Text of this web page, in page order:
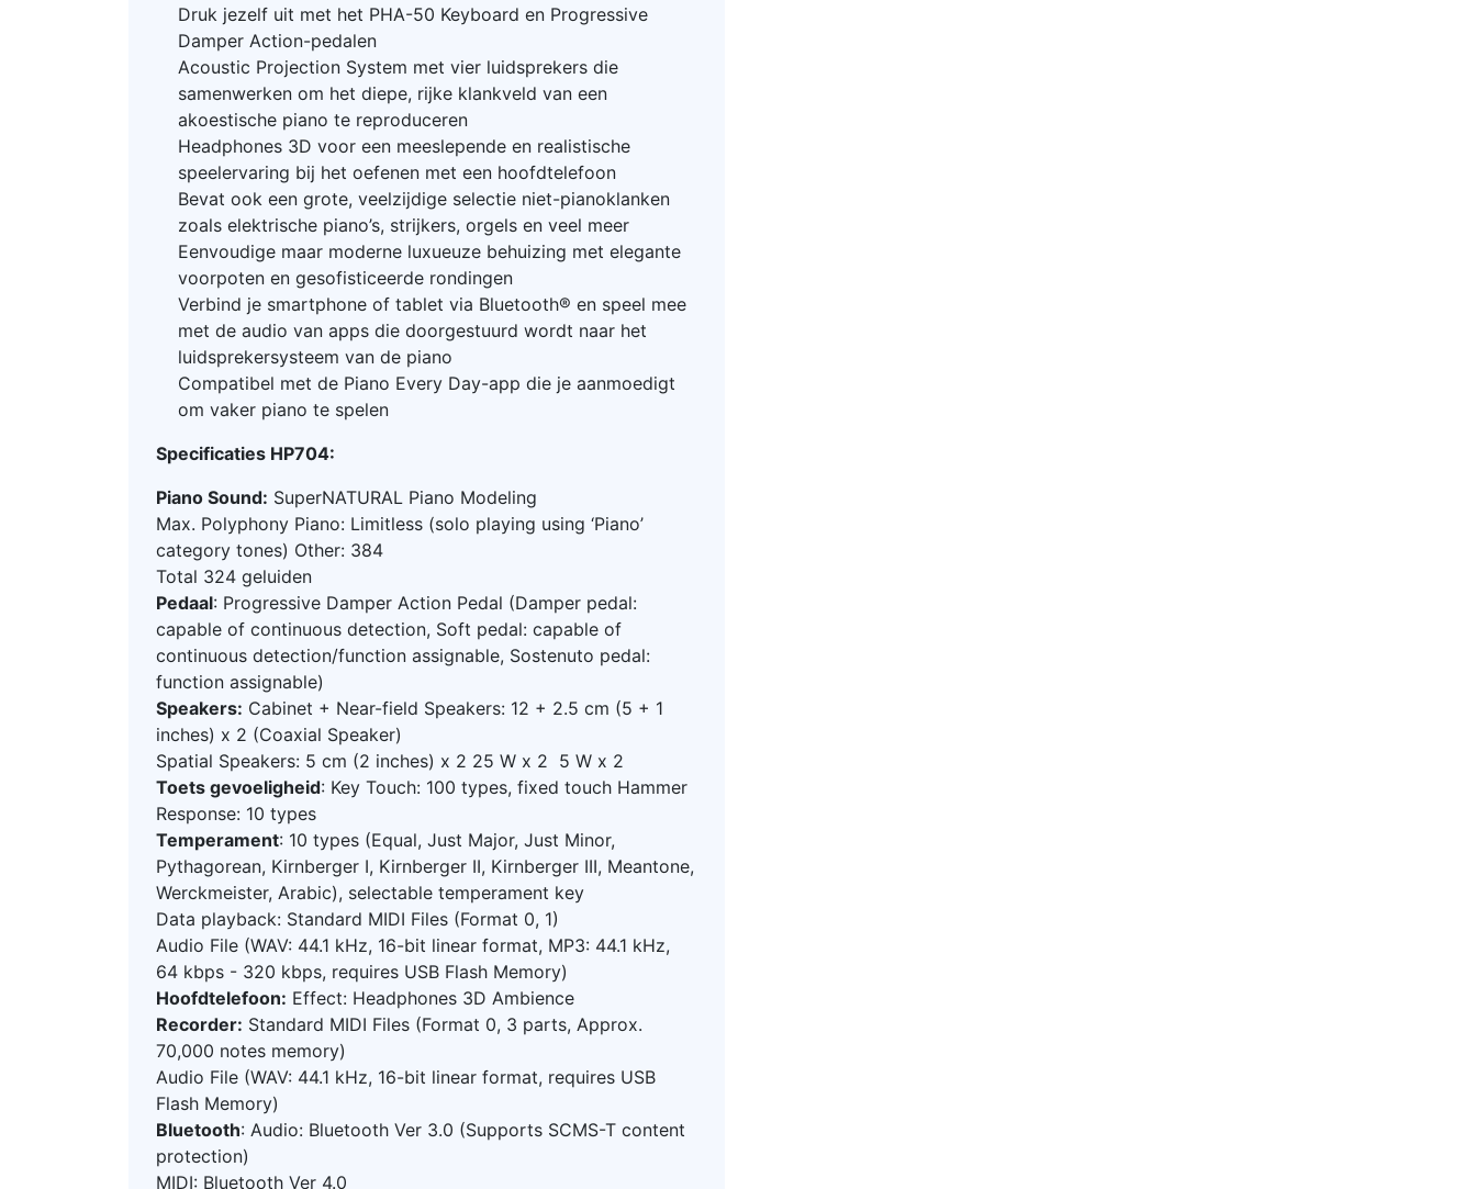
Druk jezelf uit met het PHA-50 Keyboard en Progressive
Damper Action-pedalen
Acoustic Projection System met vier luidsprekers die
samenwerken om het diepe, rijke klankveld van een
akoestische piano te reproduceren
Headphones 3D voor een meeslepende en realistische
speelervaring bij het oefenen met een hoofdtelefoon
Bevat ook een grote, veelzijdige selectie niet-pianoklanken
zoals elektrische piano’s, strijkers, orgels en veel meer
Eenvoudige maar moderne luxueuze behuizing met elegante
voorpoten en gesofisticeerde rondingen
Verbind je smartphone of tablet via Bluetooth® en speel mee
met de audio van apps die doorgestuurd wordt naar het
luidsprekersysteem van de piano
Compatibel met de Piano Every Day-app die je aanmoedigt
om vaker piano te spelen
Specificaties HP704:
Piano Sound: SuperNATURAL Piano Modeling
Max. Polyphony Piano: Limitless (solo playing using ‘Piano’
category tones) Other: 384
Total 324 geluiden
Pedaal: Progressive Damper Action Pedal (Damper pedal:
capable of continuous detection, Soft pedal: capable of
continuous detection/function assignable, Sostenuto pedal:
function assignable)
Speakers: Cabinet + Near-field Speakers: 12 + 2.5 cm (5 + 1
inches) x 2 (Coaxial Speaker)
Spatial Speakers: 5 cm (2 inches) x 2 25 W x 2 5 W x 2
Toets gevoeligheid: Key Touch: 100 types, fixed touch Hammer
Response: 10 types
Temperament: 10 types (Equal, Just Major, Just Minor,
Pythagorean, Kirnberger I, Kirnberger II, Kirnberger III, Meantone,
Werckmeister, Arabic), selectable temperament key
Data playback: Standard MIDI Files (Format 0, 1)
Audio File (WAV: 44.1 kHz, 16-bit linear format, MP3: 44.1 kHz,
64 kbps - 320 kbps, requires USB Flash Memory)
Hoofdtelefoon: Effect: Headphones 3D Ambience
Recorder: Standard MIDI Files (Format 0, 3 parts, Approx.
70,000 notes memory)
Audio File (WAV: 44.1 kHz, 16-bit linear format, requires USB
Flash Memory)
Bluetooth: Audio: Bluetooth Ver 3.0 (Supports SCMS-T content
protection)
MIDI: Bluetooth Ver 4.0